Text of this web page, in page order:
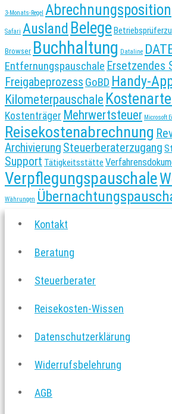
3-Monats-Regel Abrechnungsposition
Safari Ausland Belege
Browser Buchhaltung Dataline
Entfernungspauschale Ersetzendes
Freigabeprozess GoBD Handy-
Kilometerpauschale
Kostenträger Mehrwertsteuer Microsoft
Reisekostenabrechnung
Archivierung Steuerberaterzugang
Support Tätigkeitsstätte
Verpflegungspauschale
Währungen
Kontakt
Beratung
Steuerberater
Reisekosten-Wissen
Datenschutzerklärung
Widerrufsbelehrung
AGB